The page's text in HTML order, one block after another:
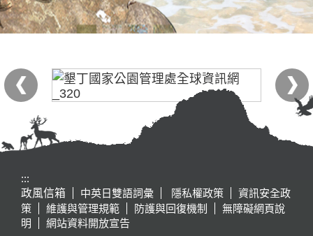
:::
政風信箱
中英日雙語詞彙 隱私權政策
資訊安全政
策
維護與管理規範 防護與回復機制
無障礙網頁說
明
網站資料開放宣告